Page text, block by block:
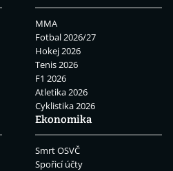
MMA
Fotbal 2026/27
Hokej 2026
Tenis 2026
F1 2026
Atletika 2026
Cyklistika 2026
Ekonomika
Smrt OSVČ
Spořicí účty